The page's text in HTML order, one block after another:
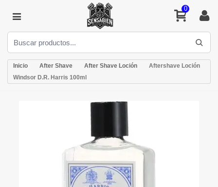
0
Inicio After Shave After Shave Loción
Aftershave Loción
Windsor D.R. Harris 100ml